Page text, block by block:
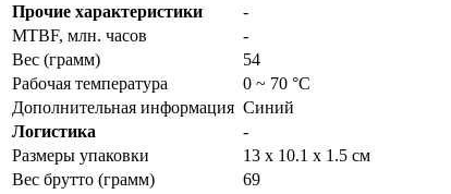
Прочие характеристики
-
MTBF, млн. часов
-
Вес (грамм)
54
Рабочая температура
0 ~ 70 °C
Дополнительная информация Синий
Логистика
-
Размеры упаковки
13 x 10.1 x 1.5 см
Вес брутто (грамм)
69